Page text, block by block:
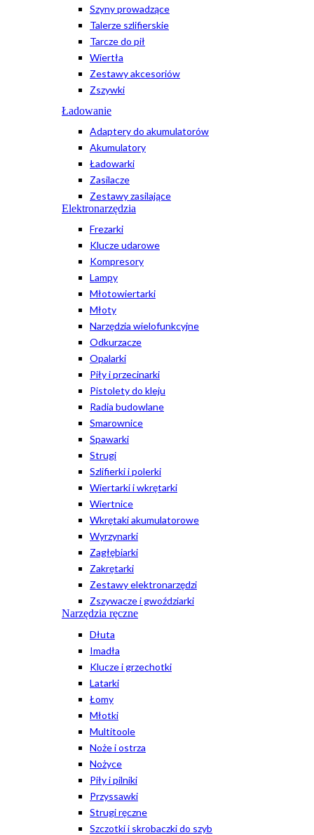
Szyny prowadzące
Talerze szlifierskie
Tarcze do pił
Wiertła
Zestawy akcesoriów
Zszywki
Ładowanie
Adaptery do akumulatorów
Akumulatory
Ładowarki
Zasilacze
Zestawy zasilające
Elektronarzędzia
Frezarki
Klucze udarowe
Kompresory
Lampy
Młotowiertarki
Młoty
Narzędzia wielofunkcyjne
Odkurzacze
Opalarki
Piły i przecinarki
Pistolety do kleju
Radia budowlane
Smarownice
Spawarki
Strugi
Szlifierki i polerki
Wiertarki i wkrętarki
Wiertnice
Wkrętaki akumulatorowe
Wyrzynarki
Zagłębiarki
Zakrętarki
Zestawy elektronarzędzi
Zszywacze i gwoździarki
Narzędzia ręczne
Dłuta
Imadła
Klucze i grzechotki
Latarki
Łomy
Młotki
Multitoole
Noże i ostrza
Nożyce
Piły i pilniki
Przyssawki
Strugi ręczne
Szczotki i skrobaczki do szyb